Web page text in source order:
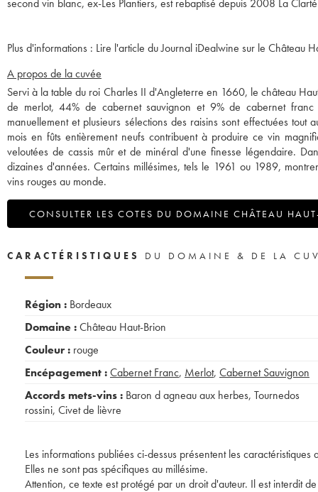
Plus d'informations : Lire l'article du Journal iDealwine sur le Château
A propos de la cuvée
Servi à la table du roi Charles II d'Angleterre en 1660, le château
de merlot, 44% de cabernet sauvignon et 9% de cabernet
manuellement et plusieurs sélections des raisins sont effectuées
mois en fûts entièrement neufs contribuent à produire ce vin
veloutées de cassis mûr et de minéral d'une finesse légendaire.
dizaines d'années. Certains millésimes, tels le 1961 ou 1989,
vins rouges au monde.
CONSULTER LES COTES DU DOMAINE CHÂTEAU
CARACTÉRISTIQUES DU DOMAINE & DE LA
Région : Bordeaux
Domaine :Château Haut-Brion
Couleur : rouge
Encépagement :Cabernet Franc, Merlot, Cabernet Sauvignon
Accords mets-vins : Baron d agneau aux herbes, Tournedos
rossini, Civet de lièvre
Les informations publiées ci-dessus présentent les caractéristiques
Elles ne sont pas spécifiques au millésime.
Attention, ce texte est protégé par un droit d'auteur. Il est interdit